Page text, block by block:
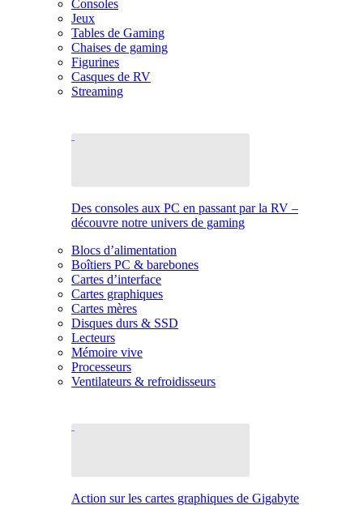
Consoles
Jeux
Tables de Gaming
Chaises de gaming
Figurines
Casques de RV
Streaming
Des consoles aux PC en passant par la RV –
découvre notre univers de gaming
Blocs d’alimentation
Boîtiers PC & barebones
Cartes d’interface
Cartes graphiques
Cartes mères
Disques durs & SSD
Lecteurs
Mémoire vive
Processeurs
Ventilateurs & refroidisseurs
Action sur les cartes graphiques de Gigabyte